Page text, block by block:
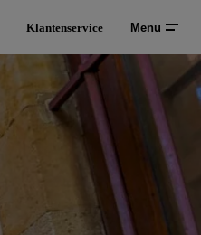
Klantenservice Menu